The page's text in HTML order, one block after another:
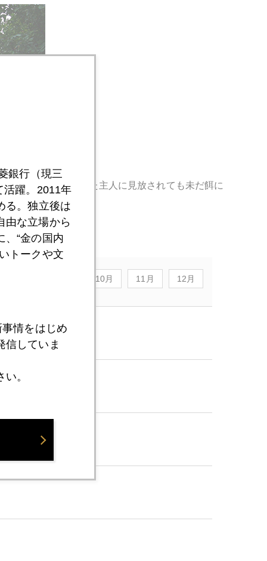
つ。飼えなくなった主人に見放されても未だ餌に
10月 11月 12月
銀行（現三
活躍。2011年
る。独立後は
由な立場から
、“金の国内
トークや文
情をはじめ
信していま
。